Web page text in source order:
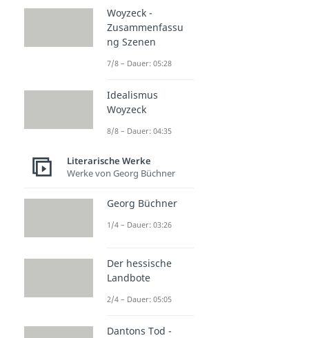
Woyzeck -
Zusammenfassu
ng Szenen
7/8 – Dauer: 05:28
Idealismus
Woyzeck
8/8 – Dauer: 04:35
Literarische Werke
Werke von Georg Büchner
Georg Büchner
1/4 – Dauer: 03:26
Der hessische
Landbote
2/4 – Dauer: 05:05
Dantons Tod -